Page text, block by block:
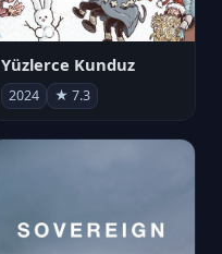
Yüzlerce Kunduz
2024 ★ 7.3